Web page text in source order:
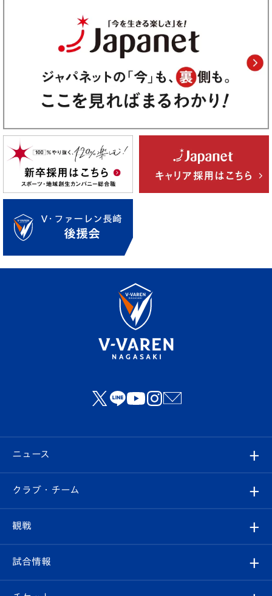
ニュース
すべて
クラブ
試合情報
クラブ・チーム
クラブ概要
観戦
観戦ルール
試合情報